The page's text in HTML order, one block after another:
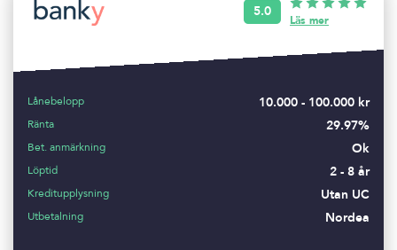
5.0
Läs mer
Lånebelopp 10.000 - 100.000 kr
Ränta 29.97%
Bet. anmärkning Ok
Löptid 2 - 8 år
Kreditupplysning Utan UC
Utbetalning Nordea